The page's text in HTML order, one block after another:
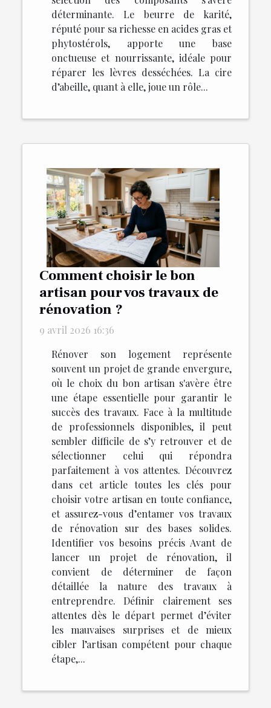
déterminante. Le beurre de karité,
réputé pour sa richesse en acides gras et
phytostérols, apporte une base
onctueuse et nourrissante, idéale pour
réparer les lèvres desséchées. La cire
d’abeille, quant à elle, joue un rôle...
Comment choisir le bon
artisan pour vos travaux de
rénovation ?
9 avril 2026 16:36
Rénover son logement représente
souvent un projet de grande envergure,
où le choix du bon artisan s'avère être
une étape essentielle pour garantir le
succès des travaux. Face à la multitude
de professionnels disponibles, il peut
sembler difficile de s’y retrouver et de
sélectionner celui qui répondra
parfaitement à vos attentes. Découvrez
dans cet article toutes les clés pour
choisir votre artisan en toute confiance,
et assurez-vous d’entamer vos travaux
de rénovation sur des bases solides.
Identifier vos besoins précis Avant de
lancer un projet de rénovation, il
convient de déterminer de façon
détaillée la nature des travaux à
entreprendre. Définir clairement ses
attentes dès le départ permet d’éviter
les mauvaises surprises et de mieux
cibler l’artisan compétent pour chaque
étape,...